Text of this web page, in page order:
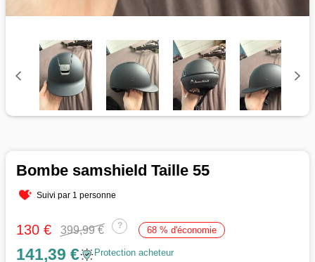
Bombe samshield Taille 55
Suivi par 1 personne
130 € 399,99 € ? 68 % d'économie
141,39 € Protection acheteur